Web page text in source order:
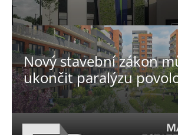
Nový stavební zákon
ukončit paralýzu